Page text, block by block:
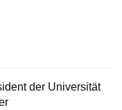
der Universität